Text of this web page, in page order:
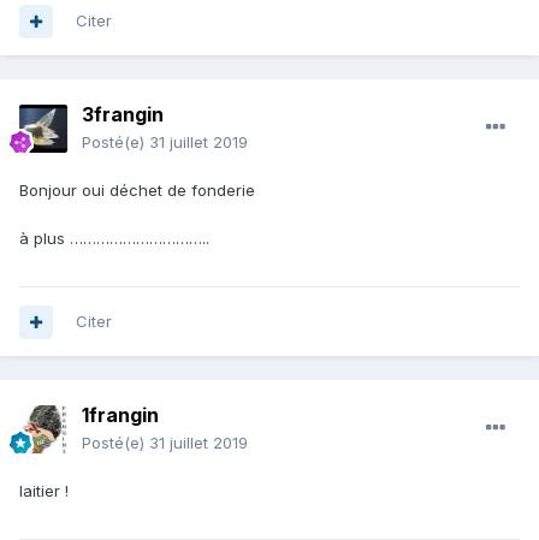
Citer
3frangin
Posté(e) 31 juillet 2019
Bonjour oui déchet de fonderie
à plus …………………………..
Citer
1frangin
Posté(e) 31 juillet 2019
laitier !